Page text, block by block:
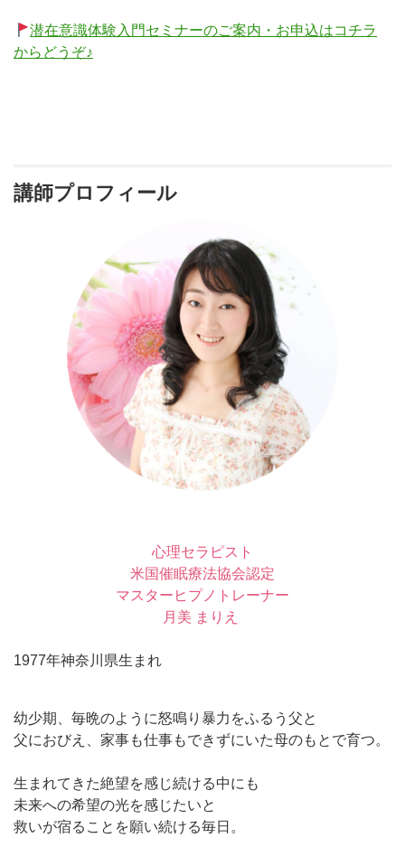
潜在意識体験入門セミナーのご案内・お申込はコチラ
からどうぞ♪
講師プロフィール
心理セラピスト
米国催眠療法協会認定
マスターヒプノトレーナー
月美 まりえ
1977年神奈川県生まれ
幼少期、毎晩のように怒鳴り暴力をふるう父と
父におびえ、家事も仕事もできずにいた母のもとで育つ。
生まれてきた絶望を感じ続ける中にも
未来への希望の光を感じたいと
救いが宿ることを願い続ける毎日。